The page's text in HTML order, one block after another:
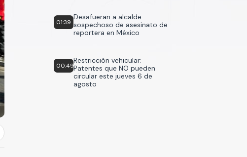
01:39
Desafueran a alcalde
sospechoso de asesinato de
reportera en México
00:49
Restricción vehicular:
Patentes que NO pueden
circular este jueves 6 de
agosto